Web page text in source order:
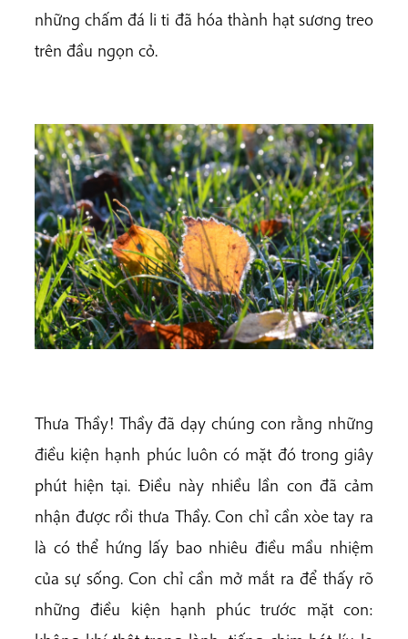
những chấm đá li ti đã hóa thành hạt sương treo
trên đầu ngọn cỏ.
Thưa Thầy! Thầy đã dạy chúng con rằng những
điều kiện hạnh phúc luôn có mặt đó trong giây
phút hiện tại. Điều này nhiều lần con đã cảm
nhận được rồi thưa Thầy. Con chỉ cần xòe tay ra
là có thể hứng lấy bao nhiêu điều mầu nhiệm
của sự sống. Con chỉ cần mở mắt ra để thấy rõ
những điều kiện hạnh phúc trước mặt con: